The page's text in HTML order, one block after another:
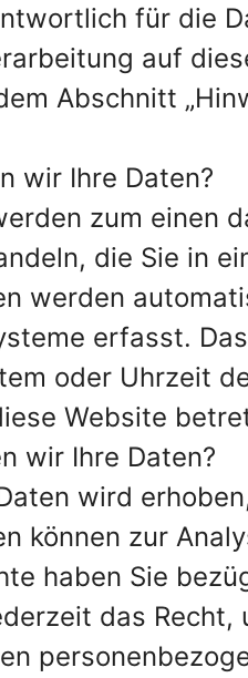
für die
auf
Abschnitt
wir Ihre Daten?
zum einen
die Sie in
werden
erfasst.
oder Uhrzeit
Website
wir Ihre Daten?
wird
können zur
haben Sie
das